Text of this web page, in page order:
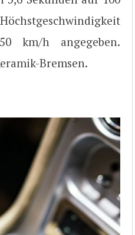
km/h angegeben.
Bremsen.